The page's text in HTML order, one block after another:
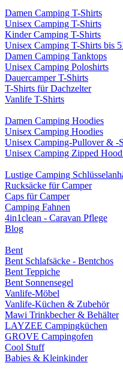
Damen Camping T-Shirts
Unisex Camping T-Shirts
Kinder Camping T-Shirts
Unisex Camping T-Shirts bis
Damen Camping Tanktops
Unisex Camping Poloshirts
Dauercamper T-Shirts
T-Shirts für Dachzelter
Vanlife T-Shirts
Damen Camping Hoodies
Unisex Camping Hoodies
Unisex Camping-Pullover & -
Unisex Camping Zipped
Lustige Camping
Rucksäcke für Camper
Caps für Camper
Camping Fahnen
4in1clean - Caravan Pflege
Blog
Bent
Bent Schlafsäcke - Bentchos
Bent Teppiche
Bent Sonnensegel
Vanlife-Möbel
Vanlife-Küchen & Zubehör
Mawi Trinkbecher & Behälter
LAYZEE Campingküchen
GROVE Campingofen
Cool Stuff
Babies & Kleinkinder